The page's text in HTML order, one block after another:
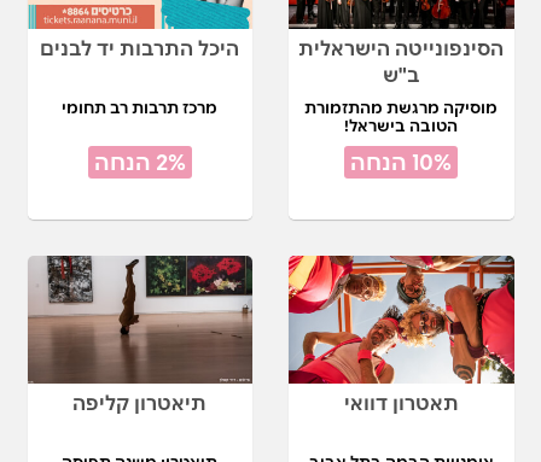
הסינפונייטה הישראלית
ב"ש
מוסיקה מרגשת מהתזמורת
הטובה בישראל!
10% הנחה
היכל התרבות יד לבנים
מרכז תרבות רב תחומי
2% הנחה
תאטרון דוואי תיאטרון קליפה